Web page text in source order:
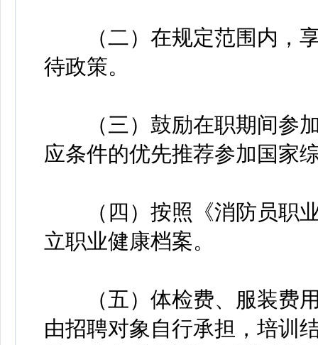
（二）在规定范围内，享
待政策。
（三）鼓励在职期间参加
应条件的优先推荐参加国家
（四）按照《消防员职业
立职业健康档案。
（五）体检费、服装费用
由招聘对象自行承担，培训